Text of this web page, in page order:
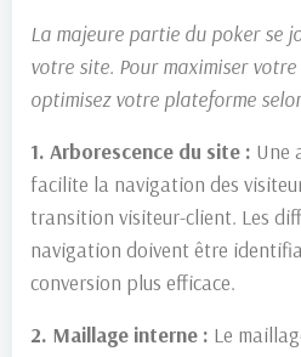
La majeure partie du poker se
votre site. Pour maximiser
optimisez votre plateforme
1. Arborescence du site : Une
facilite la navigation des
transition visiteur-client. Les
navigation doivent être
conversion plus efficace.
2. Maillage interne : Le